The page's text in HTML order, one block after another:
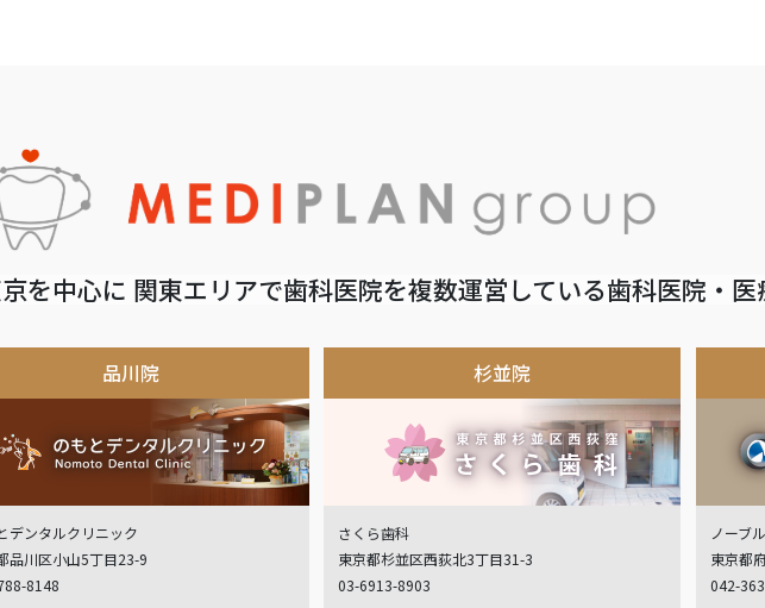
を中心に 関東エリアで歯科医院を複数運営している歯科医院・医
品川院
デンタルクリニック
品川区小山5丁目23-9
8148
杉並院
さくら歯科
東京都杉並区西荻北3丁目31-3
03-6913-8903
ノーブ
東京都
042-